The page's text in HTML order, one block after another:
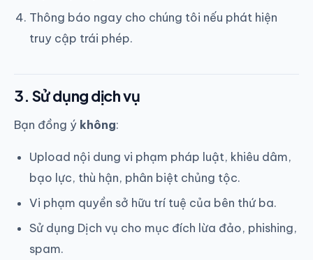
Thông báo ngay cho chúng tôi nếu phát hiện
truy cập trái phép.
3. Sử dụng dịch vụ
Bạn đồng ý không:
Upload nội dung vi phạm pháp luật, khiêu dâm,
bạo lực, thù hận, phân biệt chủng tộc.
Vi phạm quyền sở hữu trí tuệ của bên thứ ba.
Sử dụng Dịch vụ cho mục đích lừa đảo, phishing,
spam.